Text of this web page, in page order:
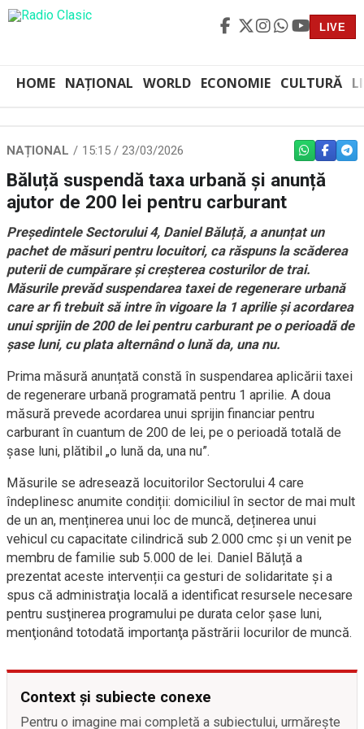
LIVE
HOME NAȚIONAL WORLD ECONOMIE CULTURĂ
NAȚIONAL 15:15 / 23/03/2026 WHATSAPP
Băluță suspendă taxa urbană și anunță
ajutor de 200 lei pentru carburant
Președintele Sectorului 4, Daniel Băluță, a anunțat un
pachet de măsuri pentru locuitori, ca răspuns la scăderea
puterii de cumpărare și creșterea costurilor de trai.
Măsurile prevăd suspendarea taxei de regenerare urbană
care ar fi trebuit să intre în vigoare la 1 aprilie și acordarea
unui sprijin de 200 de lei pentru carburant pe o perioadă de
șase luni, cu plata alternând o lună da, una nu.
Prima măsură anunțată constă în suspendarea aplicării taxei
de regenerare urbană programată pentru 1 aprilie. A doua
măsură prevede acordarea unui sprijin financiar pentru
carburant în cuantum de 200 de lei, pe o perioadă totală de
șase luni, plătibil „o lună da, una nu”.
Măsurile se adresează locuitorilor Sectorului 4 care
îndeplinesc anumite condiții: domiciliul în sector de mai mult
de un an, menținerea unui loc de muncă, deținerea unui
vehicul cu capacitate cilindrică sub 2.000 cmc şi un venit pe
membru de familie sub 5.000 de lei. Daniel Băluță a
prezentat aceste intervenții ca gesturi de solidaritate și a
spus că administraţia locală a identificat resursele necesare
pentru susţinerea programului pe durata celor şase luni,
menţionând totodată importanţa păstrării locurilor de muncă.
Context și subiecte conexe
Pentru o imagine mai completă a subiectului, urmărește